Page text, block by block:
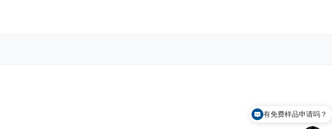
有免费样品申请吗？